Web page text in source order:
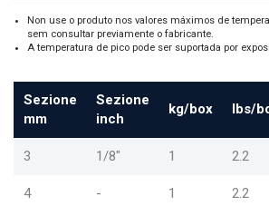
Non use o produto nos valores máximos de
sem consultar previamente o fabricante.
A temperatura de pico pode ser suportada por
Sezione
mm
Sezione
inch
kg/box lbs/
3 1/8" 1 2.2
4 - 1 2.2